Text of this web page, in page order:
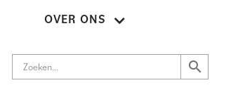
Nieuwsbrief
Zoeken search
OVER ONS